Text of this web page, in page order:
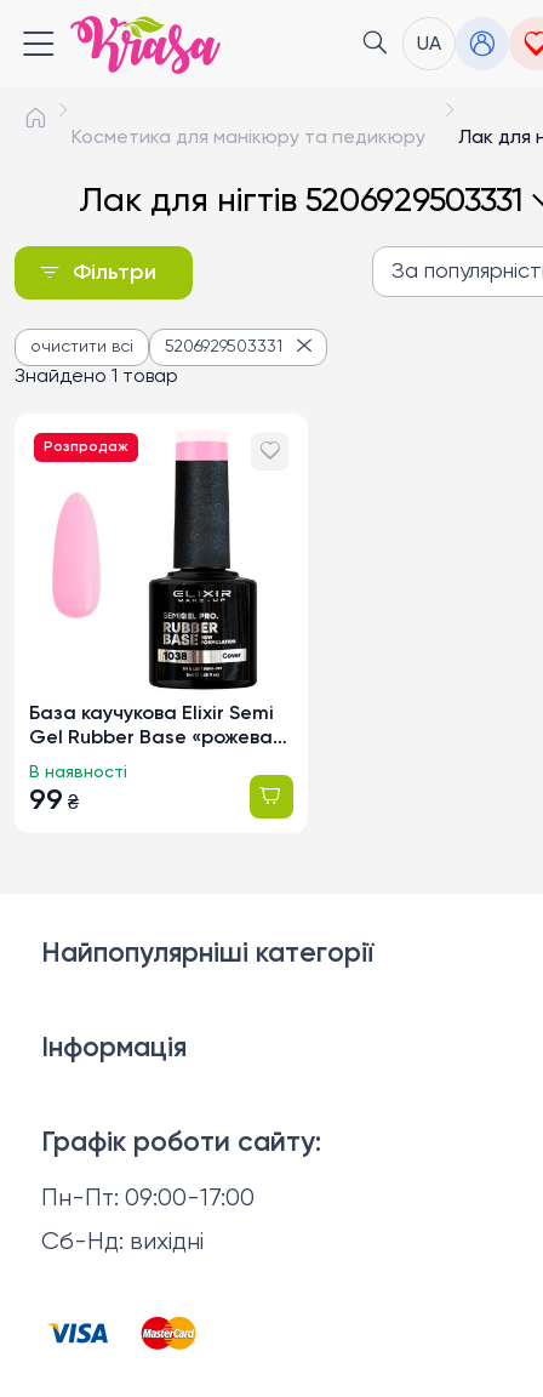
UA
Косметика для манікюру та педикюру Лак для
Лак для нігтів 5206929503331
Фільтри За
За популярністю
Від дешевих до
Знайдено 1 товар
очистити всі 5206929503331
Розпродаж
База каучукова Elixir Semi
Gel Rubber Base «рожева
емаль» 1038, 8мл
99 ₴
В наявності
Графік роботи сайту:
Пн-Пт: 09:00-17:00
Сб-Нд: вихідні
Найпопулярніші категорії
Макіяж
Волосся
Чоловіча косметика
Косметика для манікюру та педикюру
Інформація
Відгуки
Договір оферти